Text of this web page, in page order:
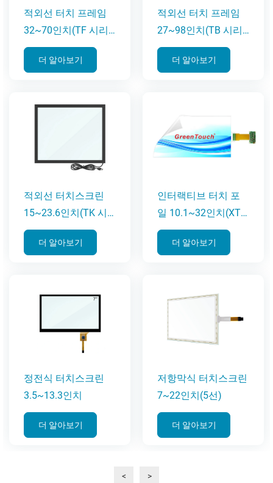
적외선 터치 프레임
32~70인치(TF 시리
즈)
더 알아보기
적외선 터치 프레임
27~98인치(TB 시리
즈)
더 알아보기
적외선 터치스크린
15~23.6인치(TK 시
리즈)
더 알아보기
인터랙티브 터치 포
일 10.1~32인치(XTM
시리즈)
더 알아보기
정전식 터치스크린
3.5~13.3인치
더 알아보기
저항막식 터치스크린
7~22인치(5선)
더 알아보기
< >